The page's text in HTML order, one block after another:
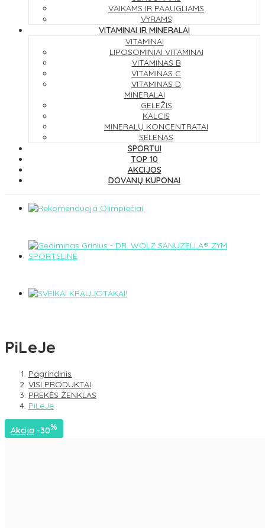
VAIKAMS IR PAAUGLIAMS
VYRAMS
VITAMINAI IR MINERALAI
VITAMINAI
LIPOSOMINIAI VITAMINAI
VITAMINAS B
VITAMINAS C
VITAMINAS D
MINERALAI
GELEŽIS
KALCIS
MINERALŲ KONCENTRATAI
SELENAS
SPORTUI
TOP 10
AKCIJOS
DOVANŲ KUPONAI
PiLeJe
Pagrindinis
VISI PRODUKTAI
PREKĖS ŽENKLAS
PiLeJe
Akcija -30%